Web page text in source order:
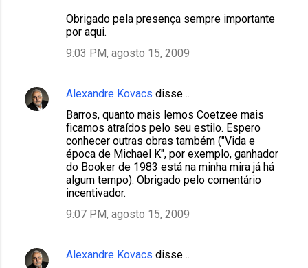
Obrigado pela presença sempre importante
por aqui.
9:03 PM, agosto 15, 2009
Alexandre Kovacs disse…
Barros, quanto mais lemos Coetzee mais
ficamos atraídos pelo seu estilo. Espero
conhecer outras obras também ("Vida e
época de Michael K", por exemplo, ganhador
do Booker de 1983 está na minha mira já há
algum tempo). Obrigado pelo comentário
incentivador.
9:07 PM, agosto 15, 2009
Alexandre Kovacs disse…